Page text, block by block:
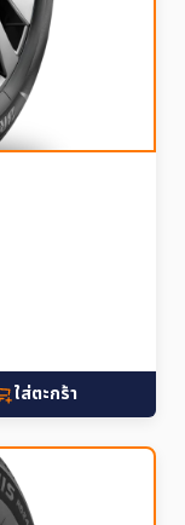
ใส่ตะกร้า